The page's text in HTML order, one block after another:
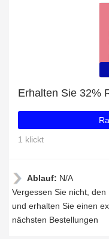
1 klickt
Ablauf: N/A
Vergessen Sie nicht,
und erhalten Sie einen
nächsten Bestellungen